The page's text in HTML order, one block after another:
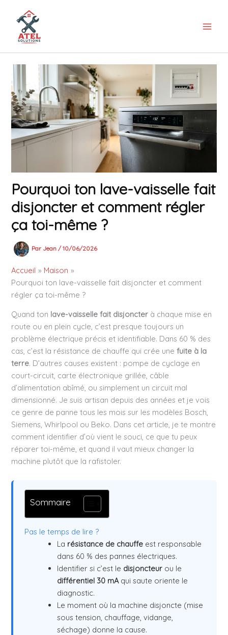
contenu
Pourquoi ton lave-vaisselle fait
disjoncter et comment régler
ça toi-même ?
Par Jean /10/06/2026
Accueil
Maison
Pourquoi ton lave-vaisselle fait disjoncter et comment
régler ça toi-même ?
Quand ton lave-vaisselle fait disjoncter à chaque mise en
route ou en plein cycle, c’est presque toujours un
problème électrique précis et identifiable. Dans 60 % des
cas, c’est la résistance de chauffe qui crée unefuite à la
terre. D’autres causes existent : pompe de cyclage en
court-circuit, carte électronique grillée, câble
d’alimentation abîmé, ou simplement un circuit mal
dimensionné. Je suis artisan depuis des années et je vois
ce genre de panne tous les mois sur les modèles Bosch,
Siemens, Whirlpool ou Beko. Dans cet article, je te montre
comment identifier d’où vient le souci, ce que tu peux
réparer toi-même, et quand il vaut mieux changer la
machine plutôt que la rafistoler.
Sommaire
Pas le temps de lire ?
La résistance de chauffe est responsable
dans 60 % des pannes électriques.
Identifier si c’est le disjoncteur ou le
différentiel 30 mAqui saute oriente le
diagnostic.
Le moment où la machine disjoncte (mise
sous tension, chauffage, vidange,
séchage) donne la cause.